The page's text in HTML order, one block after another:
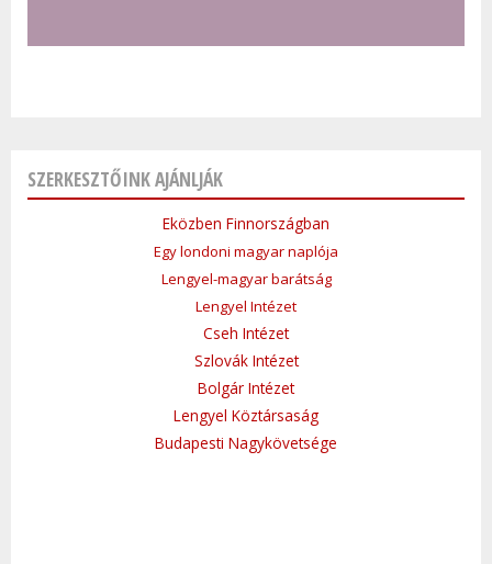
SZERKESZTŐINK AJÁNLJÁK
Eközben Finnországban
Egy londoni magyar naplója
Lengyel-magyar barátság
Lengyel Intézet
Cseh Intézet
Szlovák Intézet
Bolgár Intézet
Lengyel Köztársaság
Budapesti Nagykövetsége